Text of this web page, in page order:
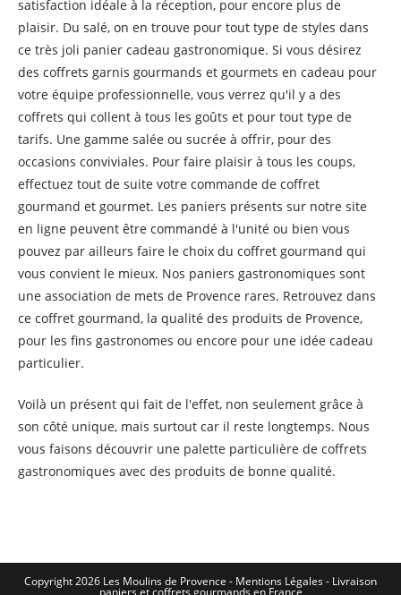
satisfaction idéale à la réception, pour encore plus de
plaisir. Du salé, on en trouve pour tout type de styles dans
ce très joli panier cadeau gastronomique. Si vous désirez
des coffrets garnis gourmands et gourmets en cadeau pour
votre équipe professionnelle, vous verrez qu'il y a des
coffrets qui collent à tous les goûts et pour tout type de
tarifs. Une gamme salée ou sucrée à offrir, pour des
occasions conviviales. Pour faire plaisir à tous les coups,
effectuez tout de suite votre commande de coffret
gourmand et gourmet. Les paniers présents sur notre site
en ligne peuvent être commandé à l'unité ou bien vous
pouvez par ailleurs faire le choix du coffret gourmand qui
vous convient le mieux. Nos paniers gastronomiques sont
une association de mets de Provence rares. Retrouvez dans
ce coffret gourmand, la qualité des produits de Provence,
pour les fins gastronomes ou encore pour une idée cadeau
particulier.
Voilà un présent qui fait de l'effet, non seulement grâce à
son côté unique, mais surtout car il reste longtemps. Nous
vous faisons découvrir une palette particulière de coffrets
gastronomiques avec des produits de bonne qualité.
Copyright 2026 Les Moulins de Provence - Mentions Légales - Livraison
paniers et coffrets gourmands en France